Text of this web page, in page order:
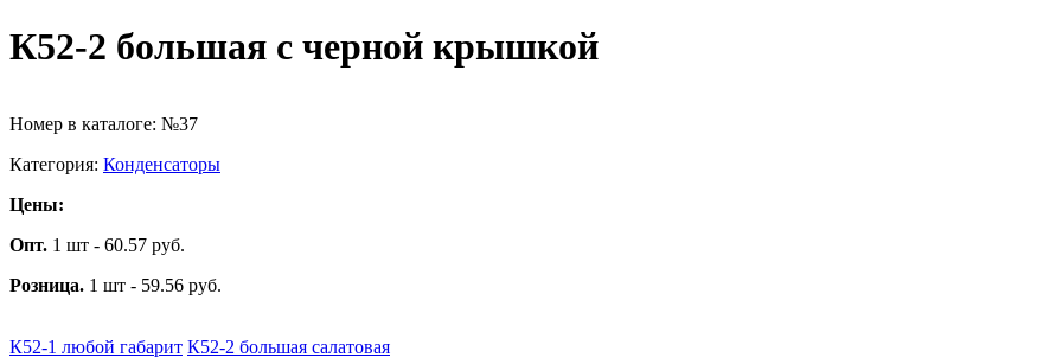
К52-2 большая с черной крышкой
Номер в каталоге: №37
Категория: Конденсаторы
Цены:
Опт. 1 шт - 60.57 руб.
Розница. 1 шт - 59.56 руб.
К52-1 любой габарит К52-2 большая салатовая